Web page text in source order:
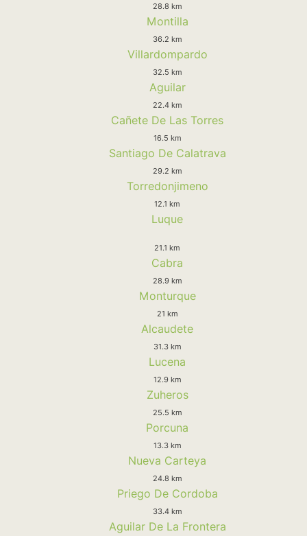
28.8 km
Montilla
36.2 km
Villardompardo
32.5 km
Aguilar
22.4 km
Cañete De Las Torres
16.5 km
Santiago De Calatrava
29.2 km
Torredonjimeno
12.1 km
Luque
21.1 km
Cabra
28.9 km
Monturque
21 km
Alcaudete
31.3 km
Lucena
12.9 km
Zuheros
25.5 km
Porcuna
13.3 km
Nueva Carteya
24.8 km
Priego De Cordoba
33.4 km
Aguilar De La Frontera